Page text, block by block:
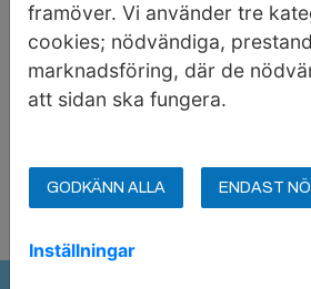
Oj då! Det verkar som om
tillgänglig. Sidan du sökte kan
flyttad eller tillfälligt vara nere.
Skriva det du söker i
Uppdatera sidan
framöver. Vi använder tre
cookies; nödvändiga,
marknadsföring, där de
att sidan ska fungera.
GODKÄNN ALLA ENDAST
Inställningar